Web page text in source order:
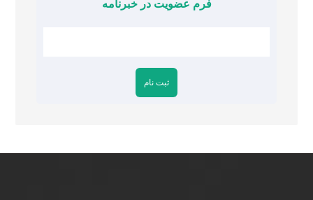
فرم عضویت در خبرنامه